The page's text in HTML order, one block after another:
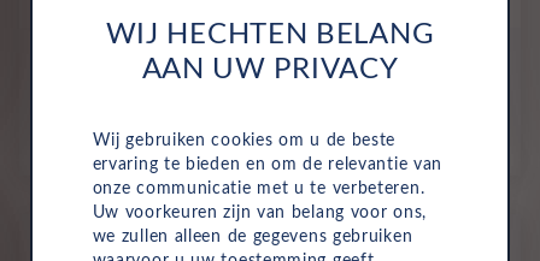
p/m. incl. btw o.b.v 72 mnd en 5,000 km/j
Nieuw
WIJ HECHTEN BELANG
AAN UW PRIVACY
Wij gebruiken cookies om u de beste
ervaring te bieden en om de relevantie van
onze communicatie met u te verbeteren.
Uw voorkeuren zijn van belang voor ons,
we zullen alleen de gegevens gebruiken